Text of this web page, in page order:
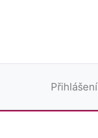
Přihlášení